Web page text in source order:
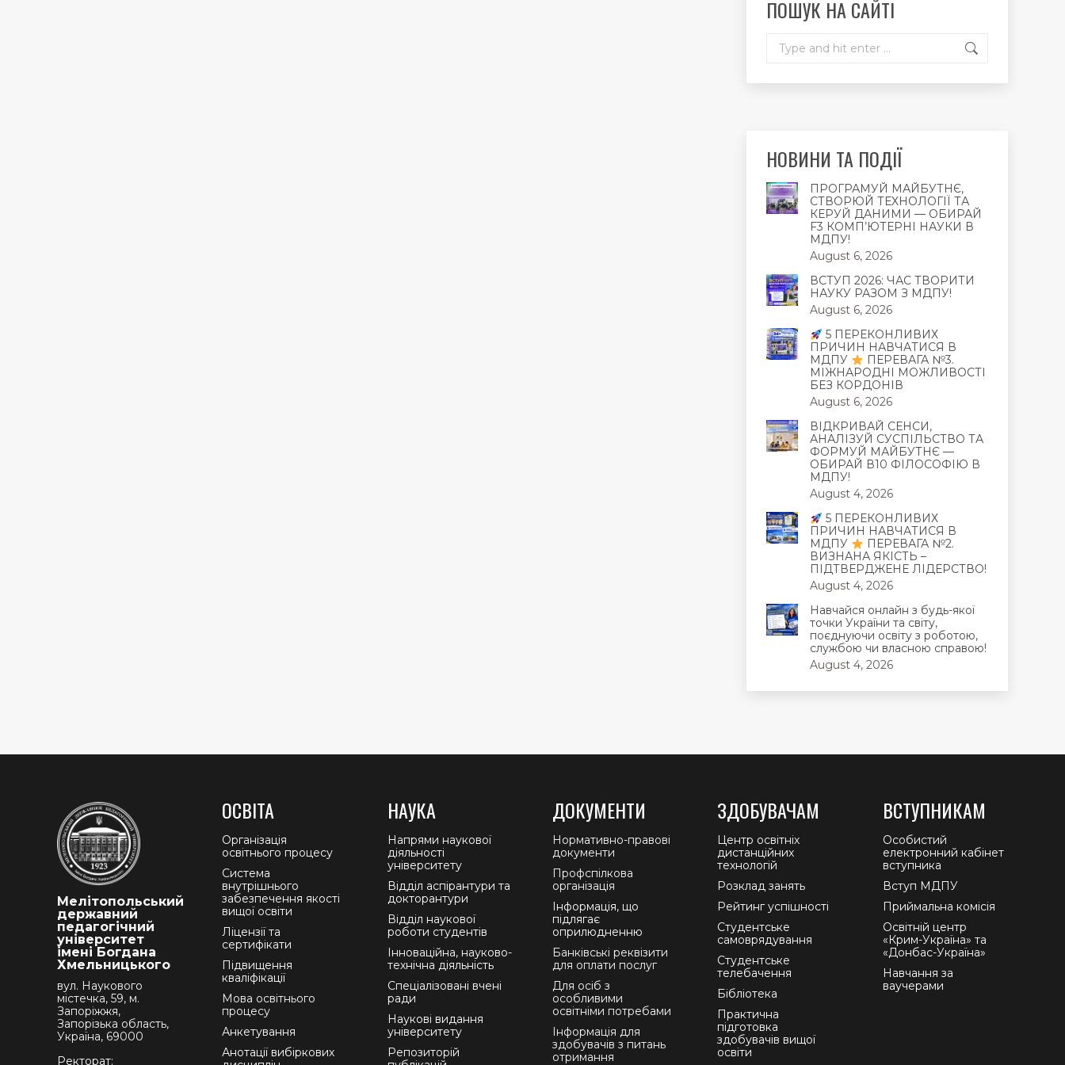
windowwindowwindow
ПОШУК НА САЙТІ
НОВИНИ ТА ПОДІЇ
ПРОГРАМУЙ МАЙБУТНЄ,
СТВОРЮЙ ТЕХНОЛОГІЇ ТА
КЕРУЙ ДАНИМИ — ОБИРАЙ
F3 КОМП’ЮТЕРНІ НАУКИ В
МДПУ!
August 6, 2026
ВСТУП 2026: ЧАС ТВОРИТИ
НАУКУ РАЗОМ З МДПУ!
August 6, 2026
5 ПЕРЕКОНЛИВИХ
ПРИЧИН НАВЧАТИСЯ В
МДПУ
ПЕРЕВАГА №3.
МІЖНАРОДНІ МОЖЛИВОСТІ
БЕЗ КОРДОНІВ
August 6, 2026
ВІДКРИВАЙ СЕНСИ,
АНАЛІЗУЙ СУСПІЛЬСТВО ТА
ФОРМУЙ МАЙБУТНЄ —
ОБИРАЙ В10 ФІЛОСОФІЮ В
МДПУ!
August 4, 2026
5 ПЕРЕКОНЛИВИХ
ПРИЧИН НАВЧАТИСЯ В
МДПУ
ПЕРЕВАГА №2.
ВИЗНАНА ЯКІСТЬ –
ПІДТВЕРДЖЕНЕ ЛІДЕРСТВО!
August 4, 2026
Навчайся онлайн з будь-якої
точки України та світу,
поєднуючи освіту з роботою,
службою чи власною справою!
August 4, 2026
Мелітопольський
державний
педагогічний
університет
імені Богдана
Хмельницького
вул. Наукового
містечка, 59, м.
Запоріжжя,
Запорізька область,
Україна, 69000
Ректорат:
ОСВІТА
Організація
освітнього процесу
Система
внутрішнього
забезпечення якості
вищої освіти
Ліцензії та
сертифікати
Підвищення
кваліфікації
Мова освітнього
процесу
Анкетування
Анотації вибіркових
НАУКА
Напрями наукової
діяльності
університету
Відділ аспірантури та
докторантури
Відділ наукової
роботи студентів
Інноваційна, науково-
технічна діяльність
Спеціалізовані вчені
ради
Наукові видання
університету
Репозиторій
ДОКУМЕНТИ
Нормативно-правові
документи
Профспілкова
організація
Інформація, що
підлягає
оприлюдненню
Банківські реквізити
для оплати послуг
Для осіб з
особливими
освітніми потребами
Інформація для
здобувачів з питань
отримання
ЗДОБУВАЧАМ
Центр освітніх
дистанційних
технологій
Розклад занять
Рейтинг успішності
Студентське
самоврядування
Студентське
телебачення
Бібліотека
Практична
підготовка
здобувачів вищої
освіти
ВСТУПНИКАМ
Особистий
електронний кабінет
вступника
Вступ МДПУ
Приймальна комісія
Освітній центр
«Крим-Україна» та
«Донбас-Україна»
Навчання за
ваучерами